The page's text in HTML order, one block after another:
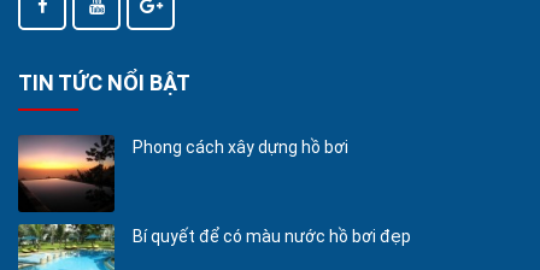
TIN TỨC NỔI BẬT
Phong cách xây dựng hồ bơi
Bí quyết để có màu nước hồ bơi đẹp